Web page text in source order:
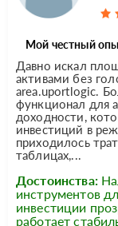
Мой честный
Давно искал
активами без
area.uportlogic.
функционал для
доходности,
инвестиций в
приходилось
таблицах,...
Достоинства:
инструментов
инвестиции
работает